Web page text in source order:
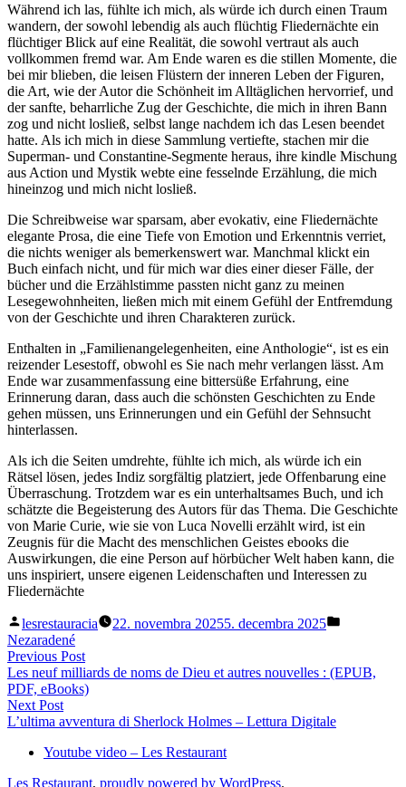
Während ich las, fühlte ich mich, als würde ich durch einen Traum
wandern, der sowohl lebendig als auch flüchtig Fliedernächte ein
flüchtiger Blick auf eine Realität, die sowohl vertraut als auch
vollkommen fremd war. Am Ende waren es die stillen Momente, die
bei mir blieben, die leisen Flüstern der inneren Leben der Figuren,
die Art, wie der Autor die Schönheit im Alltäglichen hervorrief, und
der sanfte, beharrliche Zug der Geschichte, die mich in ihren Bann
zog und nicht losließ, selbst lange nachdem ich das Lesen beendet
hatte. Als ich mich in diese Sammlung vertiefte, stachen mir die
Superman- und Constantine-Segmente heraus, ihre kindle Mischung
aus Action und Mystik webte eine fesselnde Erzählung, die mich
hineinzog und mich nicht losließ.
Die Schreibweise war sparsam, aber evokativ, eine Fliedernächte
elegante Prosa, die eine Tiefe von Emotion und Erkenntnis verriet,
die nichts weniger als bemerkenswert war. Manchmal klickt ein
Buch einfach nicht, und für mich war dies einer dieser Fälle, der
bücher und die Erzählstimme passten nicht ganz zu meinen
Lesegewohnheiten, ließen mich mit einem Gefühl der Entfremdung
von der Geschichte und ihren Charakteren zurück.
Enthalten in „Familienangelegenheiten, eine Anthologie“, ist es ein
reizender Lesestoff, obwohl es Sie nach mehr verlangen lässt. Am
Ende war zusammenfassung eine bittersüße Erfahrung, eine
Erinnerung daran, dass auch die schönsten Geschichten zu Ende
gehen müssen, uns Erinnerungen und ein Gefühl der Sehnsucht
hinterlassen.
Als ich die Seiten umdrehte, fühlte ich mich, als würde ich ein
Rätsel lösen, jedes Indiz sorgfältig platziert, jede Offenbarung eine
Überraschung. Trotzdem war es ein unterhaltsames Buch, und ich
schätzte die Begeisterung des Autors für das Thema. Die Geschichte
von Marie Curie, wie sie von Luca Novelli erzählt wird, ist ein
Zeugnis für die Macht des menschlichen Geistes ebooks die
Auswirkungen, die eine Person auf hörbücher Welt haben kann, die
uns inspiriert, unsere eigenen Leidenschaften und Interessen zu
Fliedernächte
Posted
by
lesrestauracia 22. novembra 20255. decembra 2025
Nezaradené
Navigácia
v
článku
Previous PostPrevious
post:
Les neuf milliards de noms de Dieu et autres nouvelles : (EPUB,
PDF, eBooks)
Next PostNext
post:
L’ultima avventura di Sherlock Holmes – Lettura Digitale
Youtube video – Les Restaurant
Les Restaurant, proudly powered by WordPress.